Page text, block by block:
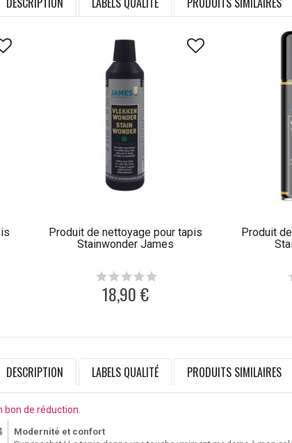
Produit de nettoyage pour tapis
Stainwonder James
18,90 €
Produit
DESCRIPTION LABELS QUALITÉ PRODUITS SIMILAIRES
de réduction.
Modernité et confort